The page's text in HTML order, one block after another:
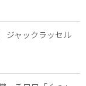
ジャックラッセル